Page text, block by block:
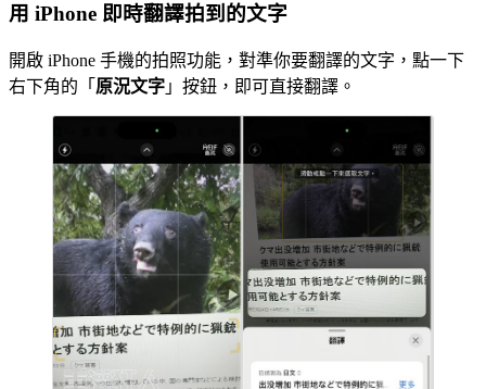
用 iPhone 即時翻譯拍到的文字
開啟 iPhone 手機的拍照功能，對準你要翻譯的文字，點一下
右下角的「 原況文字 」按鈕，即可直接翻譯。